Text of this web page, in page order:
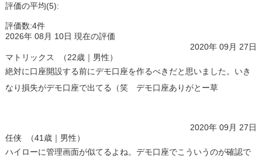
評価の平均(5):
評価数:4件
2026年 08月 10日 現在の評価
2020年 09月 27日
マトリックス （22歳｜男性）
絶対に口座開設する前にデモ口座を作るべきだと思いました。いき
なり損失がデモ口座で出てる（笑 デモ口座ありがとー草
2020年 09月 27日
任侠 （41歳｜男性）
ハイローに管理画面が似てるよね。デモ口座でこういうのが確認で